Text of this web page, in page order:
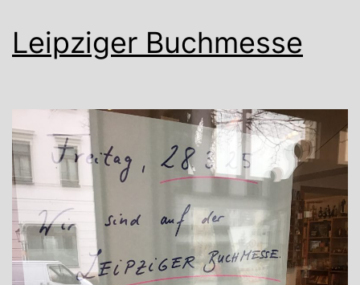
Leipziger Buchmesse